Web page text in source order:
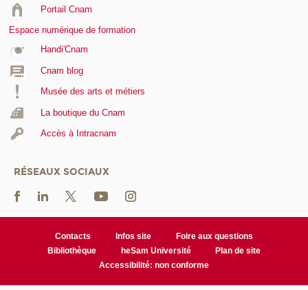
Portail Cnam
Espace numérique de formation
Handi'Cnam
Cnam blog
Musée des arts et métiers
La boutique du Cnam
Accès à Intracnam
RÉSEAUX SOCIAUX
Contacts Infos site
Foire aux questions
Bibliothèque
heSam Université
Plan de site
Accessibilité: non conforme